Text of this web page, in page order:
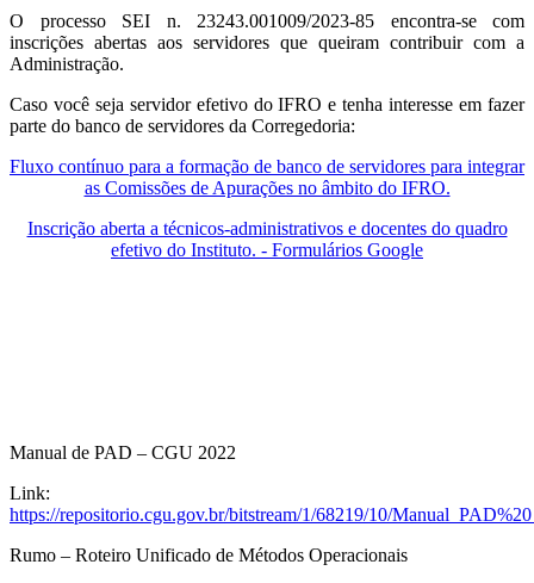
O processo SEI n. 23243.001009/2023-85 encontra-se com
inscrições abertas aos servidores que queiram contribuir com a
Administração.
Caso você seja servidor efetivo do IFRO e tenha interesse em fazer
parte do banco de servidores da Corregedoria:
Fluxo contínuo para a formação de banco de servidores para integrar
as Comissões de Apurações no âmbito do IFRO.
Inscrição aberta a técnicos-administrativos e docentes do quadro
efetivo do Instituto. - Formulários Google
Manual de PAD – CGU 2022
Link:
https://repositorio.cgu.gov.br/bitstream/1/68219/10/
Rumo – Roteiro Unificado de Métodos Operacionais